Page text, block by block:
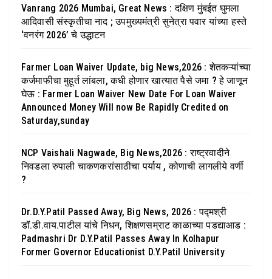
Vanrang 2026 Mumbai, Great News : दक्षिण मुंबईत घुमला
आदिवासी संस्कृतीचा नाद ; उपमुख्यमंत्री सुनेत्रा पवार यांच्या हस्ते
‘वनरंग 2026’ चे उद्धाटन
Farmer Loan Waiver Update, big News,2026 : शेतकऱ्यांच्या
कर्जमाफीचा मुहूर्त लांबला, कधी होणार खात्यात पैसे जमा ? हे जाणून
घेऊ : Farmer Loan Waiver New Date For Loan Waiver
Announced Money Will now Be Rapidly Credited on
Saturday,sunday
NCP Vaishali Nagwade, Big News,2026 : राष्ट्रवादीने
निवडला रुपाली चाकणकरांसाठीचा पर्याय , कोणाची लागलीये वर्णी
?
Dr.D.Y.Patil Passed Away, Big News, 2026 : पद्मश्री
डॉ.डी.वाय.पाटील यांचे निधन, शिक्षणसम्राट काळाच्या पडद्याआड :
Padmashri Dr D.Y.Patil Passes Away In Kolhapur
Former Governor Educationist D.Y.Patil University